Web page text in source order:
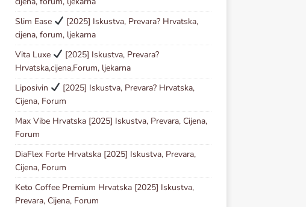
Slim Ease
[2025] Iskustva, Prevara? Hrvatska,
cijena, forum, ljekarna
Vita Luxe
[2025] Iskustva, Prevara?
Hrvatska,cijena,Forum, ljekarna
Liposivin
[2025] Iskustva, Prevara? Hrvatska,
Cijena, Forum
Max Vibe Hrvatska [2025] Iskustva, Prevara, Cijena,
Forum
DiaFlex Forte Hrvatska [2025] Iskustva, Prevara,
Cijena, Forum
Keto Coffee Premium Hrvatska [2025] Iskustva,
Prevara, Cijena, Forum